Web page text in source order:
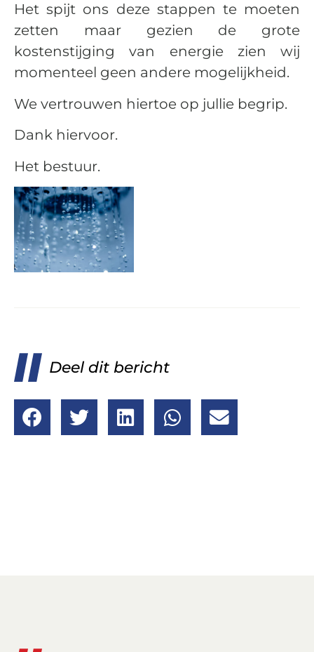
Het spijt ons deze stappen te moeten
zetten maar gezien de grote
kostenstijging van energie zien wij
momenteel geen andere mogelijkheid.
We vertrouwen hiertoe op jullie begrip.
Dank hiervoor.
Het bestuur.
Deel dit bericht